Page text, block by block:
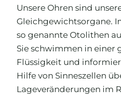
Unsere Ohren sind
Gleichgewichtsorgane.
so genannte Otolithen
Sie schwimmen in einer
Flüssigkeit und
Hilfe von Sinneszellen
Lageveränderungen im